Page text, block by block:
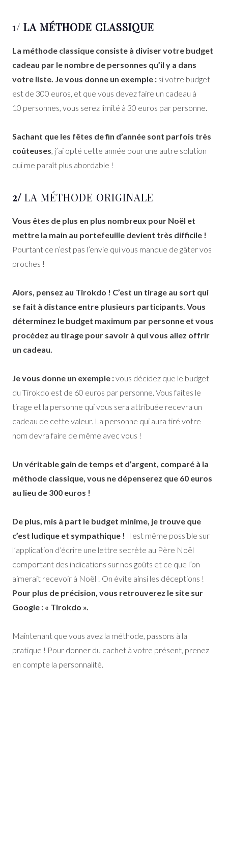
1/ LA MÉTHODE CLASSIQUE
La méthode classique consiste à diviser votre budget
cadeau par le nombre de personnes qu’il y a dans
votre liste. Je vous donne un exemple : si votre budget
est de 300 euros, et que vous devez faire un cadeau à
10 personnes, vous serez limité à 30 euros par personne.
Sachant que les fêtes de fin d’année sont parfois très
coûteuses , j’ai opté cette année pour une autre solution
qui me paraît plus abordable !
2/ LA MÉTHODE ORIGINALE
Vous êtes de plus en plus nombreux pour Noël et
mettre la main au portefeuille devient très difficile !
Pourtant ce n’est pas l’envie qui vous manque de gâter vos
proches !
Alors, pensez au Tirokdo ! C’est un tirage au sort qui
se fait à distance entre plusieurs participants. Vous
déterminez le budget maximum par personne et vous
procédez au tirage pour savoir à qui vous allez offrir
un cadeau.
Je vous donne un exemple :vous décidez que le budget
du Tirokdo est de 60 euros par personne. Vous faites le
tirage et la personne qui vous sera attribuée recevra un
cadeau de cette valeur. La personne qui aura tiré votre
nom devra faire de même avec vous !
Un véritable gain de temps et d’argent, comparé à la
méthode classique, vous ne dépenserez que 60 euros
au lieu de 300 euros !
De plus, mis à part le budget minime, je trouve que
c’est ludique et sympathique ! Il est même possible sur
l’application d’écrire une lettre secrète au Père Noël
comportant des indications sur nos goûts et ce que l’on
aimerait recevoir à Noël ! On évite ainsi les déceptions !
Pour plus de précision, vous retrouverez le site sur
Google : « Tirokdo ».
Maintenant que vous avez la méthode, passons à la
pratique ! Pour donner du cachet à votre présent, prenez
en compte la personnalité.